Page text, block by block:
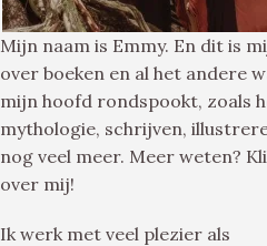
Mijn naam is Emmy. En dit is
over boeken en al het andere
mijn hoofd rondspookt, zoals
mythologie, schrijven,
nog veel meer. Meer weten?
over mij!
Ik werk met veel plezier als